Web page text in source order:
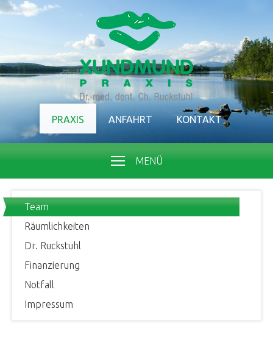
PRAXIS ANFAHRT KONTAKT
MENÜ
Team
Räumlichkeiten
Dr. Ruckstuhl
Finanzierung
Notfall
Impressum